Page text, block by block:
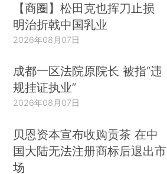
【商圈】松田克也挥刀止损
明治折戟中国乳业
2026年08月07日
成都一区法院原院长 被指“违
规挂证执业”
2026年08月07日
贝恩资本宣布收购贡茶 在中
国大陆无法注册商标后退出市
场